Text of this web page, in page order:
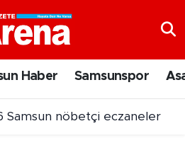
Haber Samsunspor
Samsun nöbetçi eczaneler
7 şüpheli cezaevine gönderildi